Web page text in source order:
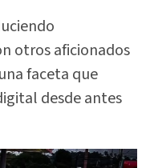
otros aficionados
faceta que
desde antes